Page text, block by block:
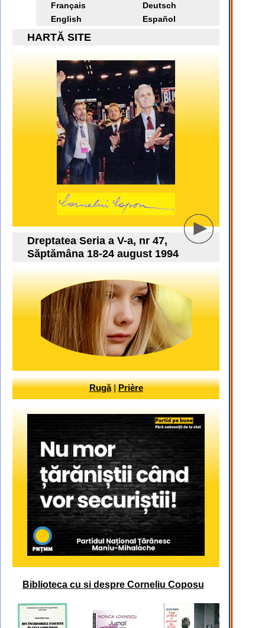
Français
Deutsch
English
Español
HARTĂ SITE
Dreptatea Seria a V-a, nr 47,
Săptămâna 18-24 august 1994
Rugă|Prière
Biblioteca cu si despre Corneliu Coposu